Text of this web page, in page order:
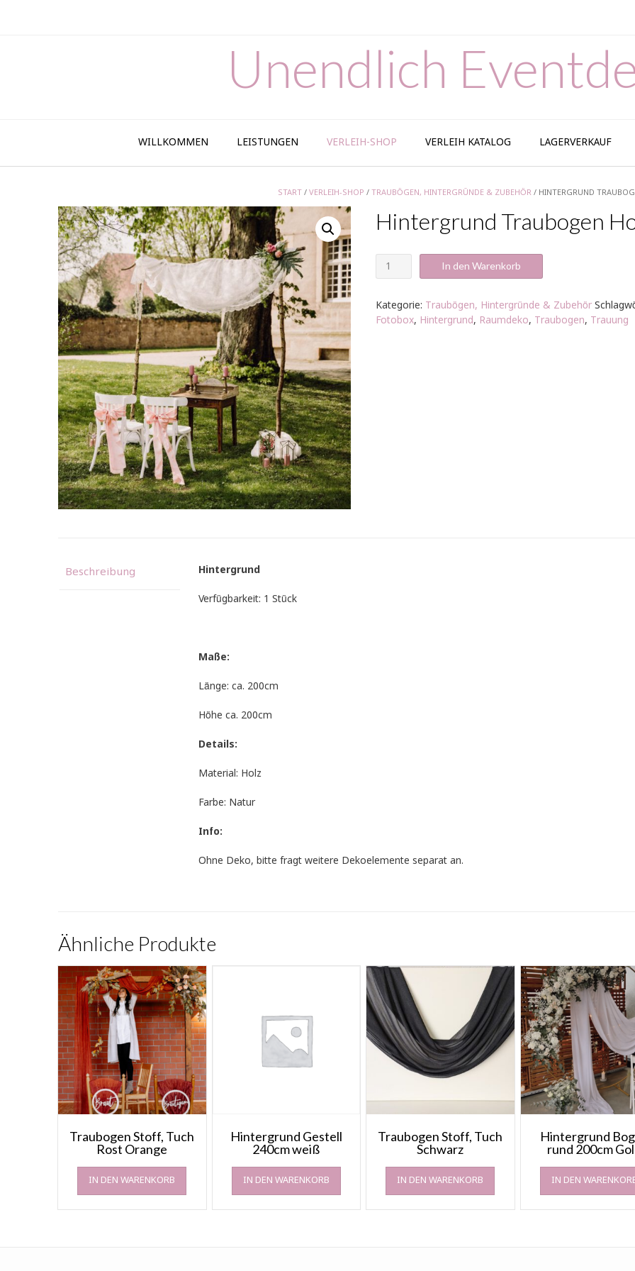
Unendlich
WILLKOMMEN LEISTUNGEN VERLEIH-SHOP VERLEIH KATALOG LAGERVERKAUF
START /VERLEIH-SHOP /TRAUBÖGEN, HINTERGRÜNDE & ZUBEHÖR / HINTERGRUND
Hintergrund Traubogen
Hintergrund
Traubogen
Menge
In den Warenkorb
Kategorie: Traubögen, Hintergründe & Zubehör
Fotobox, Hintergrund, Raumdeko, Traubogen, Trauung
Beschreibung Hintergrund
Verfügbarkeit: 1 Stück
Maße:
Länge: ca. 200cm
Höhe ca. 200cm
Details:
Material: Holz
Farbe: Natur
Info:
Ohne Deko, bitte fragt weitere Dekoelemente separat an.
Ähnliche Produkte
Traubogen Stoff, Tuch
Rost Orange
IN DEN WARENKORB
Hintergrund Gestell
240cm weiß
IN DEN WARENKORB
Traubogen Stoff, Tuch
Schwarz
IN DEN WARENKORB
Hintergrund
rund 200cm
IN DEN